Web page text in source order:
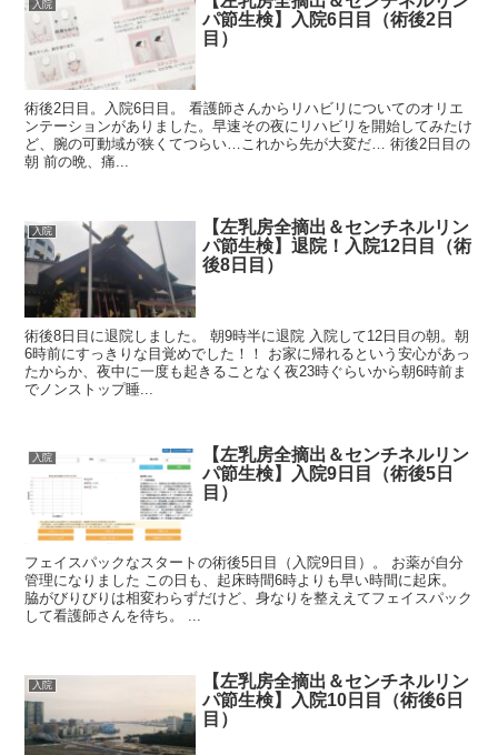
入院
パ節生検】入院6日目（術後2日
目）
術後2日目。入院6日目。 看護師さんからリハビリについてのオリエ
ンテーションがありました。早速その夜にリハビリを開始してみたけ
ど、腕の可動域が狭くてつらい…これから先が大変だ… 術後2日目の
朝 前の晩、痛...
入院
【左乳房全摘出＆センチネルリン
パ節生検】退院！入院12日目（術
後8日目）
術後8日目に退院しました。 朝9時半に退院 入院して12日目の朝。朝
6時前にすっきりな目覚めでした！！ お家に帰れるという安心があっ
たからか、夜中に一度も起きることなく夜23時ぐらいから朝6時前ま
でノンストップ睡...
入院
【左乳房全摘出＆センチネルリン
パ節生検】入院9日目（術後5日
目）
フェイスパックなスタートの術後5日目（入院9日目）。 お薬が自分
管理になりました この日も、起床時間6時よりも早い時間に起床。
脇がびりびりは相変わらずだけど、身なりを整ええてフェイスパック
して看護師さんを待ち。 ...
入院
【左乳房全摘出＆センチネルリン
パ節生検】入院10日目（術後6日
目）